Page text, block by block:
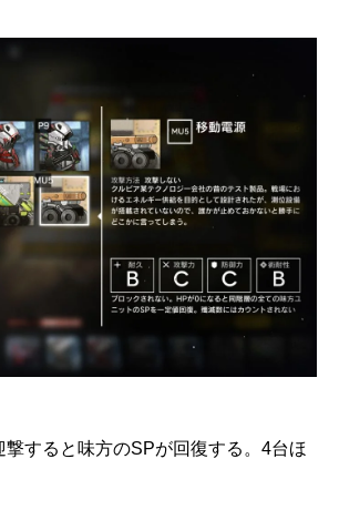
撃すると味方のSPが回復する。4台ほ